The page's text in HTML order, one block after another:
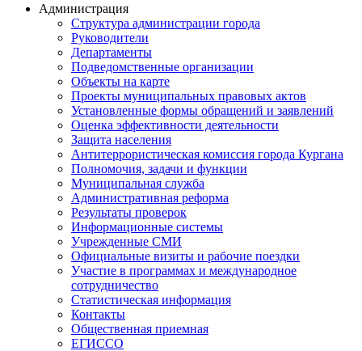
Администрация
Структура администрации города
Руководители
Департаменты
Подведомственные организации
Объекты на карте
Проекты муниципальных правовых актов
Установленные формы обращений и заявлений
Оценка эффективности деятельности
Защита населения
Антитеррористическая комиссия города Кургана
Полномочия, задачи и функции
Муниципальная служба
Административная реформа
Результаты проверок
Информационные системы
Учрежденные СМИ
Официальные визиты и рабочие поездки
Участие в программах и международное
сотрудничество
Статистическая информация
Контакты
Общественная приемная
ЕГИССО